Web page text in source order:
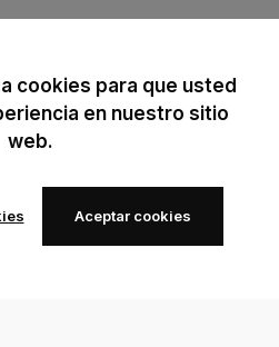
cookies para que usted
en nuestro sitio
web.
Aceptar cookies